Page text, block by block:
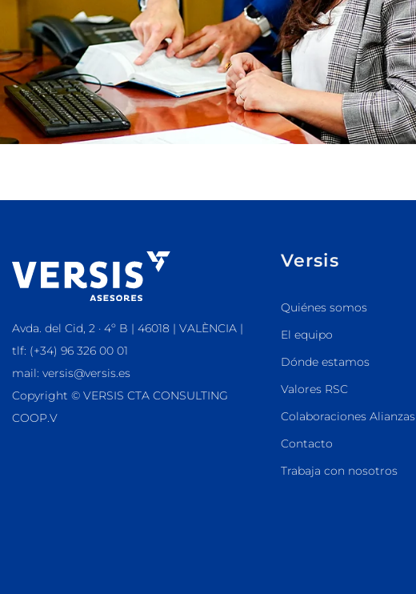
Avda. del Cid, 2 · 4º B | 46018 | VALÈNCIA |
tlf: (+34) 96 326 00 01
mail: versis@versis.es
Copyright © VERSIS CTA CONSULTING
COOP.V
Versis
Quiénes somos
El equipo
Dónde estamos
Valores RSC
Colaboraciones Alianzas
Contacto
Trabaja con nosotros